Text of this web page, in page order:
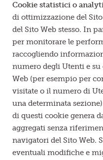
Cookie statistici o
di ottimizzazione del
del Sito Web stesso. In
per monitorare le
raccogliendo
numero degli Utenti e
Web (per esempio per
visitate o il numero di
una determinata
di questi cookie genera
aggregati senza
navigatori del Sito Web.
eventuali modifiche e